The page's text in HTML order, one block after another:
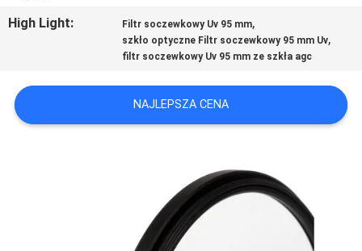
POPROSIĆ
WYCENĘ
SITEMAP
High Light: Filtr soczewkowy Uv 95 mm,
szkło optyczne Filtr soczewkowy 95 mm Uv,
filtr soczewkowy Uv 95 mm ze szkła agc
NAJLEPSZA CENA